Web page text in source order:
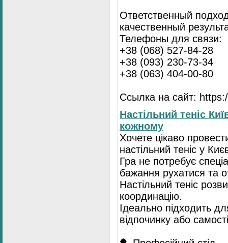
Ответственный
качественный
Телефоны для связи:
+38 (068) 527-84-28
+38 (093) 230-73-34
+38 (063) 404-00-80
Ссылка на сайт:
Настільний теніс
кожному
Хочете цікаво
настільний теніс у
Гра не потребує
бажання рухатися та
Настільний теніс
координацію.
Ідеально підходить
відпочинку або